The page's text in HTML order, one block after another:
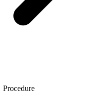
Procedure